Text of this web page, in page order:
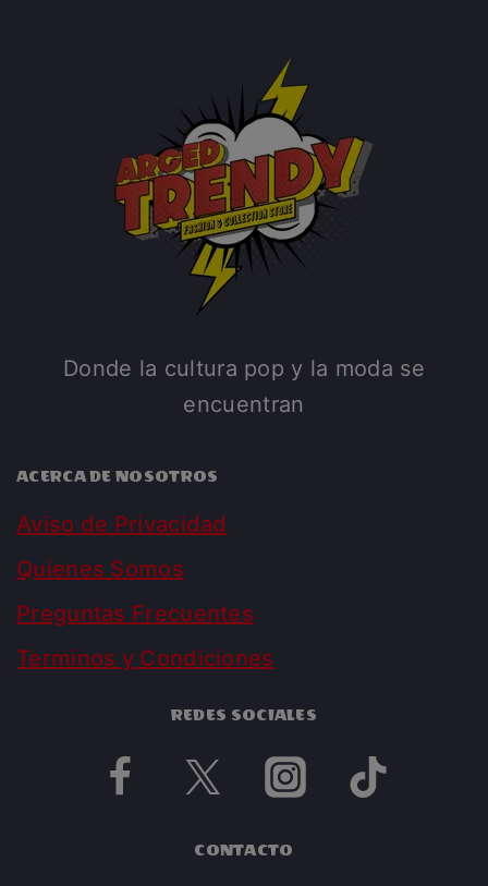
Donde la cultura pop y la moda se
encuentran
ACERCA DE NOSOTROS
Aviso de Privacidad
Quienes Somos
Preguntas Frecuentes
Terminos y Condiciones
REDES SOCIALES
CONTACTO